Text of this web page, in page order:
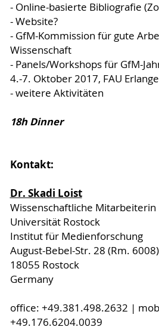
- Online-basierte Bibliografie
- Website?
- GfM-Kommission für gute
Wissenschaft
- Panels/Workshops für GfM-
4.-7. Oktober 2017, FAU
- weitere Aktivitäten
18h Dinner
Kontakt:
Dr. Skadi Loist
Wissenschaftliche Mitarbeiterin
Universität Rostock
Institut für Medienforschung
August-Bebel-Str. 28 (Rm. 6008)
18055 Rostock
Germany
office: +49.381.498.2632 |
+49.176.6204.0039